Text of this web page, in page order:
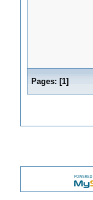
Pages: [1]